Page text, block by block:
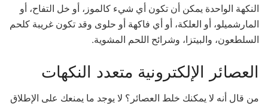
النكهة الواحدة يمكن أن تكون أي شيء كالموز، أو خل التفاح، أو
المارشميلو، أو العلكة، أو أي فاكهة أو حلوى وقد تكون غريبة كلحم
السلطعون، والبيتزا، وشرائح اللحم المشوية.
العصائر الإلكترونية متعدد النكهات
من قال أنه لا يمكنك خلط العصائر؟ لا يوجد ما يمنعك على الإطلاق